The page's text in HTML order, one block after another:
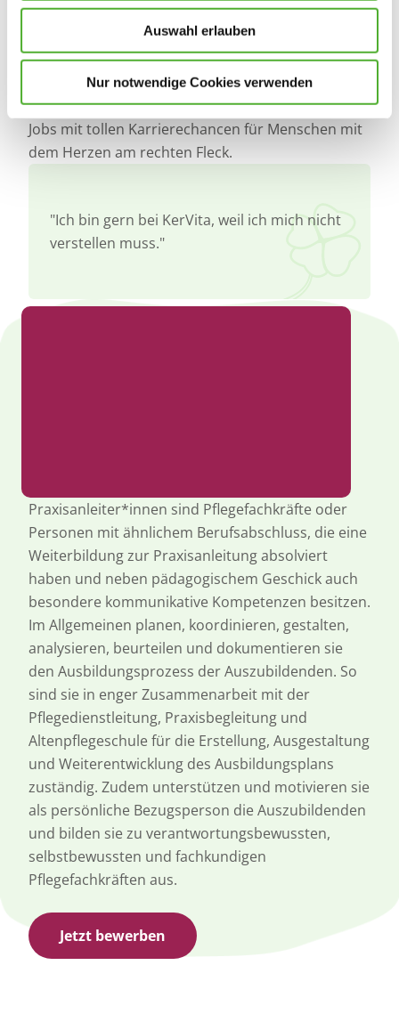
Auswahl erlauben
Nur notwendige Cookies verwenden
Jungen Menschen am Anfang ihres Berufslebens
kann ich nur raten, sich über die Pflegeberufe zu
informieren oder auch ein soziales Praktikum zu
machen, denn die Branche bietet zukunftssichere
Jobs mit tollen Karrierechancen für Menschen mit
dem Herzen am rechten Fleck.
"Ich bin gern bei KerVita, weil ich mich nicht
verstellen muss."
Praxisanleiter*innen sind Pflegefachkräfte oder
Personen mit ähnlichem Berufsabschluss, die eine
Weiterbildung zur Praxisanleitung absolviert
haben und neben pädagogischem Geschick auch
besondere kommunikative Kompetenzen besitzen.
Im Allgemeinen planen, koordinieren, gestalten,
analysieren, beurteilen und dokumentieren sie
den Ausbildungsprozess der Auszubildenden. So
sind sie in enger Zusammenarbeit mit der
Pflegedienstleitung, Praxisbegleitung und
Altenpflegeschule für die Erstellung, Ausgestaltung
und Weiterentwicklung des Ausbildungsplans
zuständig. Zudem unterstützen und motivieren sie
als persönliche Bezugsperson die Auszubildenden
und bilden sie zu verantwortungsbewussten,
selbstbewussten und fachkundigen
Pflegefachkräften aus.
Jetzt bewerben